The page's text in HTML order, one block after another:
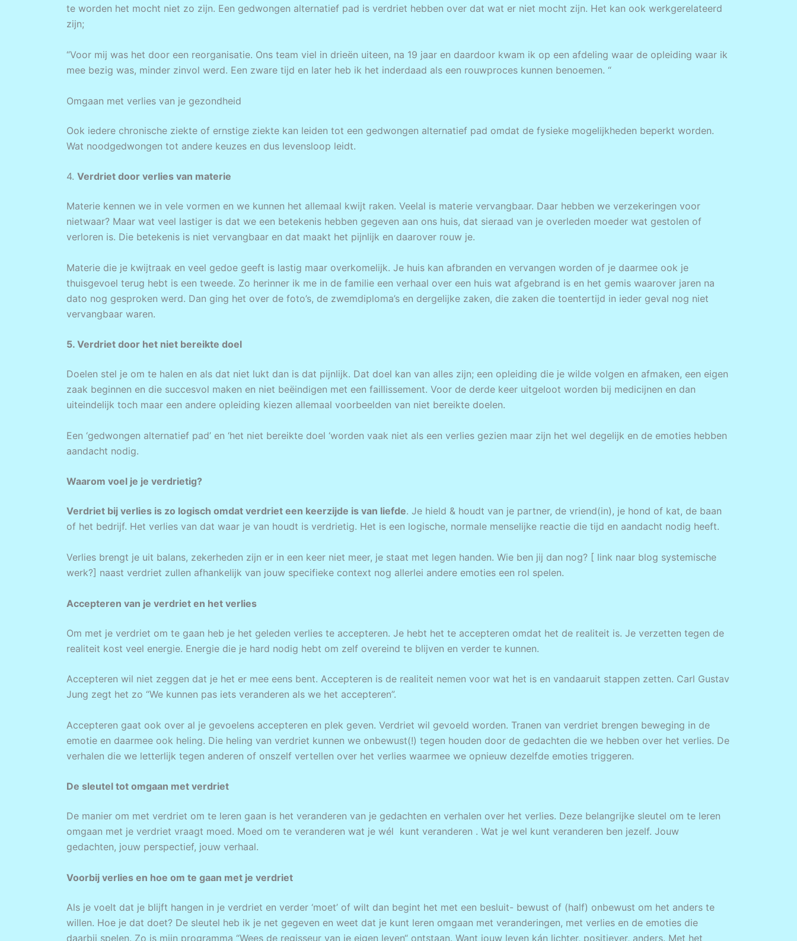
te worden het mocht niet zo zijn. Een gedwongen alternatief pad is verdriet hebben over dat wat er niet mocht zijn. Het kan ook werkgerelateerd
zijn;
“Voor mij was het door een reorganisatie. Ons team viel in drieën uiteen, na 19 jaar en daardoor kwam ik op een afdeling waar de opleiding waar ik
mee bezig was, minder zinvol werd. Een zware tijd en later heb ik het inderdaad als een rouwproces kunnen benoemen. “
Omgaan met verlies van je gezondheid
Ook iedere chronische ziekte of ernstige ziekte kan leiden tot een gedwongen alternatief pad omdat de fysieke mogelijkheden beperkt worden.
Wat noodgedwongen tot andere keuzes en dus levensloop leidt.
4. Verdriet door verlies van materie
Materie kennen we in vele vormen en we kunnen het allemaal kwijt raken. Veelal is materie vervangbaar. Daar hebben we verzekeringen voor
nietwaar? Maar wat veel lastiger is dat we een betekenis hebben gegeven aan ons huis, dat sieraad van je overleden moeder wat gestolen of
verloren is. Die betekenis is niet vervangbaar en dat maakt het pijnlijk en daarover rouw je.
Materie die je kwijtraak en veel gedoe geeft is lastig maar overkomelijk. Je huis kan afbranden en vervangen worden of je daarmee ook je
thuisgevoel terug hebt is een tweede. Zo herinner ik me in de familie een verhaal over een huis wat afgebrand is en het gemis waarover jaren na
dato nog gesproken werd. Dan ging het over de foto’s, de zwemdiploma’s en dergelijke zaken, die zaken die toentertijd in ieder geval nog niet
vervangbaar waren.
5. Verdriet door het niet bereikte doel
Doelen stel je om te halen en als dat niet lukt dan is dat pijnlijk. Dat doel kan van alles zijn; een opleiding die je wilde volgen en afmaken, een eigen
zaak beginnen en die succesvol maken en niet beëindigen met een faillissement. Voor de derde keer uitgeloot worden bij medicijnen en dan
uiteindelijk toch maar een andere opleiding kiezen allemaal voorbeelden van niet bereikte doelen.
Een ‘gedwongen alternatief pad’ en ‘het niet bereikte doel ‘worden vaak niet als een verlies gezien maar zijn het wel degelijk en de emoties hebben
aandacht nodig.
Waarom voel je je verdrietig?
Verdriet bij verlies is zo logisch omdat verdriet een keerzijde is van liefde. Je hield & houdt van je partner, de vriend(in), je hond of kat, de baan
of het bedrijf. Het verlies van dat waar je van houdt is verdrietig. Het is een logische, normale menselijke reactie die tijd en aandacht nodig heeft.
Verlies brengt je uit balans, zekerheden zijn er in een keer niet meer, je staat met legen handen. Wie ben jij dan nog? [ link naar blog systemische
werk?] naast verdriet zullen afhankelijk van jouw specifieke context nog allerlei andere emoties een rol spelen.
Accepteren van je verdriet en het verlies
Om met je verdriet om te gaan heb je het geleden verlies te accepteren. Je hebt het te accepteren omdat het de realiteit is. Je verzetten tegen de
realiteit kost veel energie. Energie die je hard nodig hebt om zelf overeind te blijven en verder te kunnen.
Accepteren wil niet zeggen dat je het er mee eens bent. Accepteren is de realiteit nemen voor wat het is en vandaaruit stappen zetten. Carl Gustav
Jung zegt het zo “We kunnen pas iets veranderen als we het accepteren”.
Accepteren gaat ook over al je gevoelens accepteren en plek geven. Verdriet wil gevoeld worden. Tranen van verdriet brengen beweging in de
emotie en daarmee ook heling. Die heling van verdriet kunnen we onbewust(!) tegen houden door de gedachten die we hebben over het verlies. De
verhalen die we letterlijk tegen anderen of onszelf vertellen over het verlies waarmee we opnieuw dezelfde emoties triggeren.
De sleutel tot omgaan met verdriet
De manier om met verdriet om te leren gaan is het veranderen van je gedachten en verhalen over het verlies. Deze belangrijke sleutel om te leren
omgaan met je verdriet vraagt moed. Moed om te veranderen wat je wél kunt veranderen . Wat je wel kunt veranderen ben jezelf. Jouw
gedachten, jouw perspectief, jouw verhaal.
Voorbij verlies en hoe om te gaan met je verdriet
Als je voelt dat je blijft hangen in je verdriet en verder ‘moet’ of wilt dan begint het met een besluit- bewust of (half) onbewust om het anders te
willen. Hoe je dat doet? De sleutel heb ik je net gegeven en weet dat je kunt leren omgaan met veranderingen, met verlies en de emoties die
daarbij spelen. Zo is mijn programma “Wees de regisseur van je eigen leven“ ontstaan. Want jouw leven kán lichter, positiever, anders. Met het